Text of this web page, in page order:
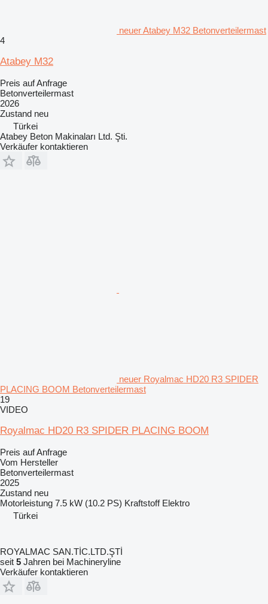
neuer Atabey M32 Betonverteilermast
4
Atabey M32
Preis auf Anfrage
Betonverteilermast
2026
Zustand neu
Türkei
Atabey Beton Makinaları Ltd. Şti.
Verkäufer kontaktieren
neuer Royalmac HD20 R3 SPIDER
PLACING BOOM Betonverteilermast
19
VIDEO
Royalmac HD20 R3 SPIDER PLACING BOOM
Preis auf Anfrage
Vom Hersteller
Betonverteilermast
2025
Zustand neu
Motorleistung 7.5 kW (10.2 PS) Kraftstoff Elektro
Türkei
ROYALMAC SAN.TİC.LTD.ŞTİ
seit 5 Jahren bei Machineryline
Verkäufer kontaktieren